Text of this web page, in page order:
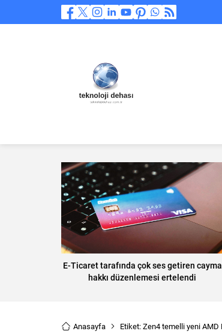
E-Ticaret tarafında çok ses getiren cayma
hakkı düzenlemesi ertelendi
Anasayfa Etiket: Zen4 temelli yeni AMD